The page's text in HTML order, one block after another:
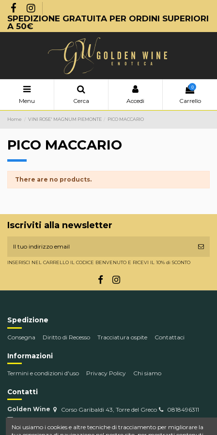
SPEDIZIONE GRATUITA PER ORDINI SUPERIORI
A 50€
Menu Cerca Accedi
0
Carrello
Home VINI ROSE' MAGNUM PIEMONTE PICO MACCARIO
PICO MACCARIO
There are no products.
Iscriviti alla newsletter
INSERISCI NEL CARRELLO IL CODICE BENVENUTO E RICEVI IL 10% di SCONTO
Spedizione
Consegna Diritto di Recesso Tracciatura ospite Contattaci
Informazioni
Termini e condizioni d'uso Privacy Policy Chi siamo
Contatti
Golden Wine Corso Garibaldi 43, Torre del Greco
0818496311
info@goldenwine.com
Noi usiamo i cookies e altre tecniche di tracciamento per migliorare la